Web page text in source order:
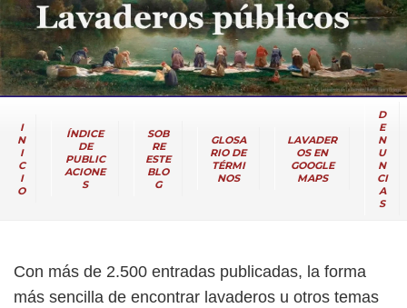
I
N
I
C
I
O
ÍNDICE
DE
PUBLIC
ACIONE
S
SOB
RE
ESTE
BLO
G
GLOSA
RIO DE
TÉRMI
NOS
LAVADER
OS EN
GOOGLE
MAPS
D
E
N
U
N
CI
A
S
Con más de 2.500 entradas publicadas, la forma
más sencilla de encontrar lavaderos u otros temas